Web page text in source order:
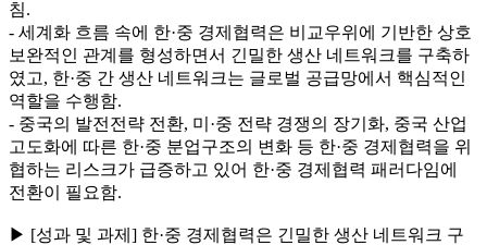
침.
- 세계화 흐름 속에 한·중 경제협력은 비교우위에 기반한 상호
보완적인 관계를 형성하면서 긴밀한 생산 네트워크를 구축하
였고, 한·중 간 생산 네트워크는 글로벌 공급망에서 핵심적인
역할을 수행함.
- 중국의 발전전략 전환, 미·중 전략 경쟁의 장기화, 중국 산업
고도화에 따른 한·중 분업구조의 변화 등 한·중 경제협력을 위
협하는 리스크가 급증하고 있어 한·중 경제협력 패러다임에
전환이 필요함.
▶ [성과 및 과제] 한·중 경제협력은 긴밀한 생산 네트워크 구